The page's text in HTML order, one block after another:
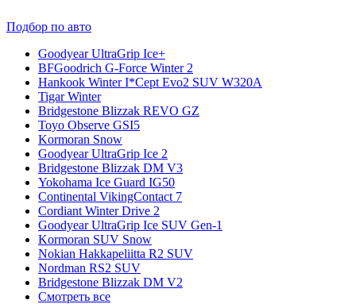
Подбор по авто
Goodyear UltraGrip Ice+
BFGoodrich G-Force Winter 2
Hankook Winter I*Cept Evo2 SUV W320A
Tigar Winter
Bridgestone Blizzak REVO GZ
Toyo Observe GSI5
Kormoran Snow
Goodyear UltraGrip Ice 2
Bridgestone Blizzak DM V3
Yokohama Ice Guard IG50
Continental VikingContact 7
Cordiant Winter Drive 2
Goodyear UltraGrip Ice SUV Gen-1
Kormoran SUV Snow
Nokian Hakkapeliitta R2 SUV
Nordman RS2 SUV
Bridgestone Blizzak DM V2
Смотреть все